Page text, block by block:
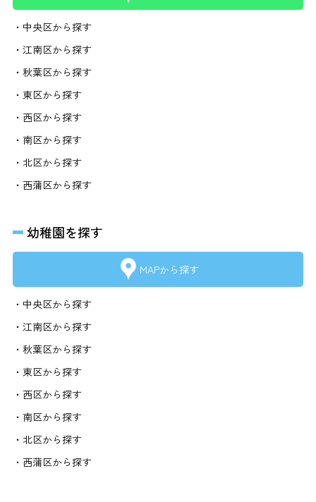
・中央区から探す
・江南区から探す
・秋葉区から探す
・東区から探す
・西区から探す
・南区から探す
・北区から探す
・西蒲区から探す
幼稚園を探す
MAPから探す
・中央区から探す
・江南区から探す
・秋葉区から探す
・東区から探す
・西区から探す
・南区から探す
・北区から探す
・西蒲区から探す